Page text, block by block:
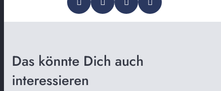
Das könnte Dich auch
interessieren